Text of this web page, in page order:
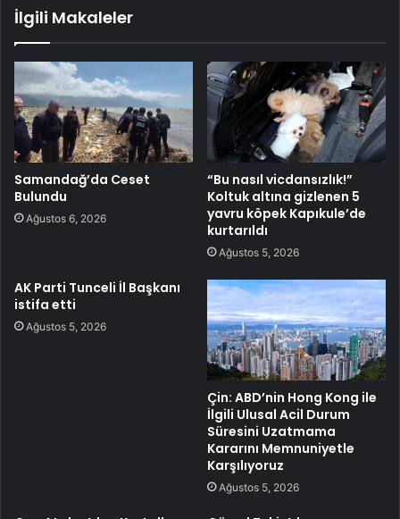
İlgili Makaleler
Samandağ’da Ceset
Bulundu
Ağustos 6, 2026
“Bu nasıl vicdansızlık!”
Koltuk altına gizlenen 5
yavru köpek Kapıkule’de
kurtarıldı
Ağustos 5, 2026
AK Parti Tunceli İl Başkanı
istifa etti
Ağustos 5, 2026
Çin: ABD’nin Hong Kong ile
İlgili Ulusal Acil Durum
Süresini Uzatmama
Kararını Memnuniyetle
Karşılıyoruz
Ağustos 5, 2026